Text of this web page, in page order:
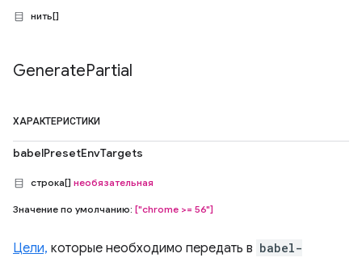
нить[]
GeneratePartial
ХАРАКТЕРИСТИКИ
babelPresetEnvTargets
строка[] необязательная
Значение по умолчанию: ["chrome >= 56"]
Цели, которые необходимо передать в babel-